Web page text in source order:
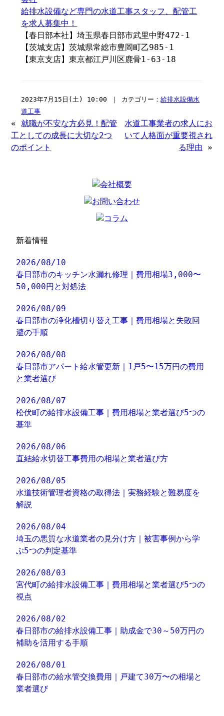
給排水設備など専門の水道工事スタッフ、配管工
を求人募集中！
【春日部本社】埼玉県春日部市武里中野472-1
【茨城支店】茨城県常総市豊岡町乙985-1
【東京支店】東京都江戸川区鹿骨1-63-18
2023年7月15日(土) 10:00 ｜ カテゴリー：給排水設備水
道工事
«就職が不安な方必見！配管
工としての成長に大切な2つ
のポイント
水道工事業者の求人にお
いて人格面が重要視され
る理由 »
新着情報
2026/08/10
春日部市のキッチン水漏れ修理｜費用相場3,000〜
50,000円と対処法
2026/08/09
春日部市の浄化槽切り替え工事｜費用相場と失敗回
避の手順
2026/08/08
春日部市アパート給水管更新｜1戸5〜15万円の費用
と業者選び
2026/08/07
松伏町の給排水設備工事｜費用相場と業者選び5つの
基準
2026/08/06
直結給水切替工事費用の相場と業者選び方
2026/08/05
水道技術管理者資格の取得法｜実務経験と難易度を
解説
2026/08/04
埼玉の悪質な水道業者の見分け方｜被害事例から学
ぶ5つの判定基準
2026/08/03
宮代町の給排水設備工事｜費用相場と業者選び5つの
視点
2026/08/02
春日部市の給排水設備工事｜助成金で30～50万円の
補助を活用する手順
2026/08/01
春日部市の給水管交換費用｜戸建て30万〜の相場と
業者選び